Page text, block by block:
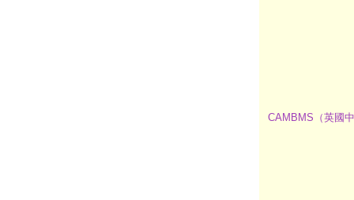
CAMBMS（英國